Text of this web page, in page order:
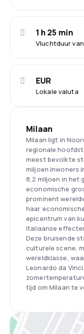
Vluchtduur
1 h 25 min
Lokale valuta
EUR
Milaan
Milaan ligt in
regionale
meest bevolkte
miljoen inwoners
8,2 miljoen in het
economische
prominent
haar
epicentrum van
Italiaanse
Deze bruisende
culturele scene,
wereldklasse,
Leonardo da
tijd om Milaan te